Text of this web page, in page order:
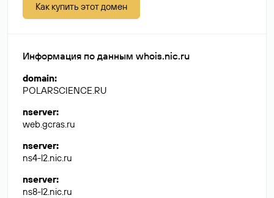
Как купить этот домен
Информация по данным whois.nic.ru
domain:
POLARSCIENCE.RU
nserver:
web.gcras.ru
nserver:
ns4-l2.nic.ru
nserver:
ns8-l2.nic.ru